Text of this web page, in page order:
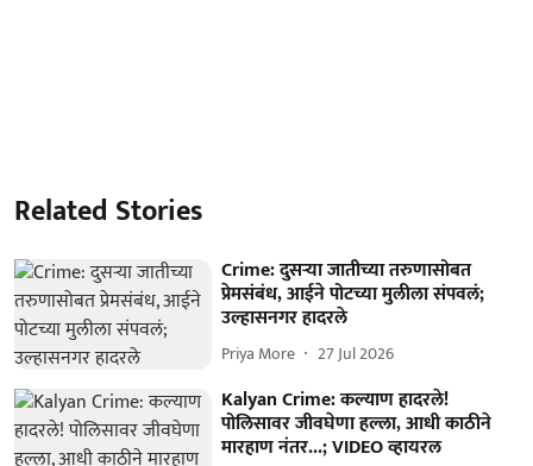
Related Stories
Crime: दुसऱ्या जातीच्या तरुणासोबत
प्रेमसंबंध, आईने पोटच्या मुलीला संपवलं;
उल्हासनगर हादरले
Priya More 27 Jul 2026
Kalyan Crime: कल्याण हादरले!
पोलिसावर जीवघेणा हल्ला, आधी काठीने
मारहाण नंतर...; VIDEO व्हायरल